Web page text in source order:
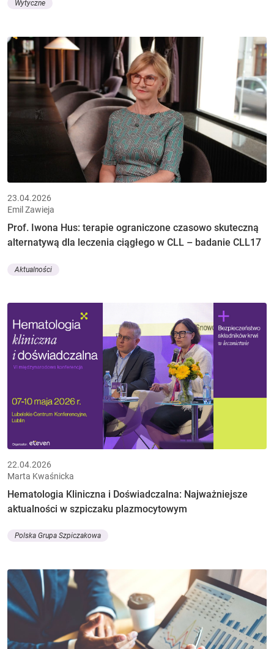
Wytyczne
23.04.2026
Emil Zawieja
Prof. Iwona Hus: terapie ograniczone czasowo skuteczną
alternatywą dla leczenia ciągłego w CLL – badanie CLL17
Aktualności
22.04.2026
Marta Kwaśnicka
Hematologia Kliniczna i Doświadczalna: Najważniejsze
aktualności w szpiczaku plazmocytowym
Polska Grupa Szpiczakowa